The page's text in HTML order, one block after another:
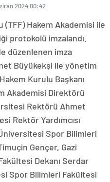
2024 00:42
Hakem Akademisi ile
protokolü imzalandı.
düzenlenen imza
Büyükekşi ile yönetim
Kurulu Başkanı
Akademisi Direktörü
Rektörü Ahmet
Rektör Yardımcısı
Spor Bilimleri
Gençer, Gazi
Dekanı Serdar
Spor Bilimleri Fakültesi